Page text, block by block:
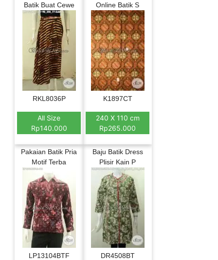
Batik Buat Cewe
RKL8036P
All Size
Rp140.000
Online Batik S
K1897CT
240 X 110 cm
Rp265.000
Pakaian Batik Pria
Motif Terba
LP13104BTF
Baju Batik Dress
Plisir Kain P
DR4508BT